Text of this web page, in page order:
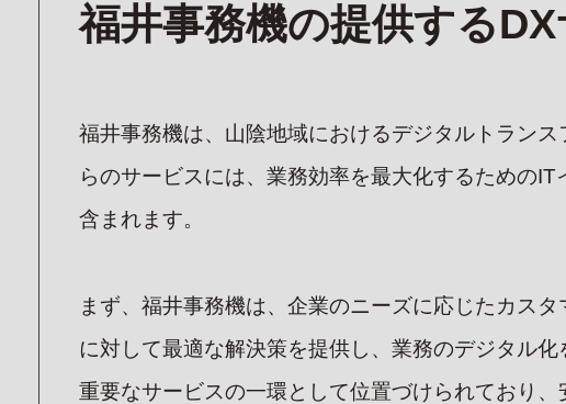
福井事務機の提供する
福井事務機は、山陰地域におけるデジタルトラン
らのサービスには、業務効率を最大化するための
含まれます。
まず、福井事務機は、企業のニーズに応じたカス
に対して最適な解決策を提供し、業務のデジタル
重要なサービスの一環として位置づけられており